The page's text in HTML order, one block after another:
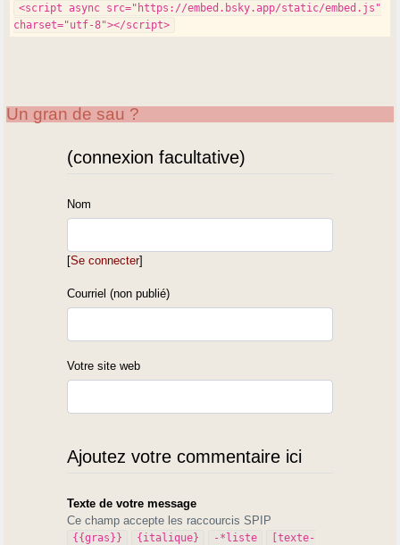
<script async src="https://embed.bsky.app/static/embed.js"
charset="utf-8"></script>
Un gran de sau ?
(connexion facultative)
Nom
[Se connecter]
Courriel (non publié)
Votre site web
Ajoutez votre commentaire ici
Texte de votre message
Ce champ accepte les raccourcis SPIP
{{gras}} {italique} -*liste [texte-